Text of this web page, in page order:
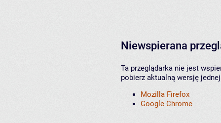
Niewspierana
Ta przeglądarka nie jest
pobierz aktualną wersję
Mozilla Firefox
Google Chrome